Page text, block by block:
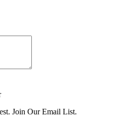
Join Our Email List.